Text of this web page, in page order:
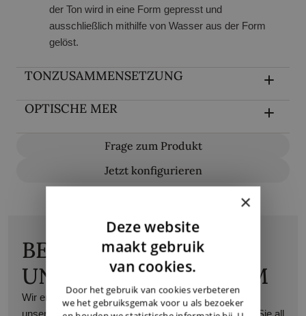
der Ton wird in eine Form gepresst und
ausschließlich mithilfe von Wasser aus der Form
gelöst.
TONZUSAMMENSETZUNG
OPTISCHE MER
Frage zum Produkt
Jetzt konfigurieren
BESUCHEN SIE
UNSEREN SHOWROOM
Wir empfangen Sie gerne nach Terminvereinbarung in
unserem Showroom in Maasmechelen. Dort können Sie all
GERMAN
×
Deze website
maakt gebruik
van cookies.
Door het gebruik van cookies verbeteren
we het gebruiksgemak voor u als bezoeker